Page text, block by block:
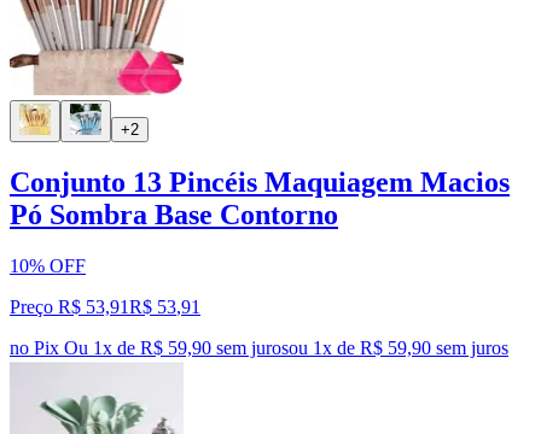
+2
Conjunto 13 Pincéis Maquiagem Macios
Pó Sombra Base Contorno
10% OFF
Preço R$ 53,91R$ 53,91
no Pix Ou 1x de R$ 59,90 sem jurosou 1x de R$ 59,90 sem juros